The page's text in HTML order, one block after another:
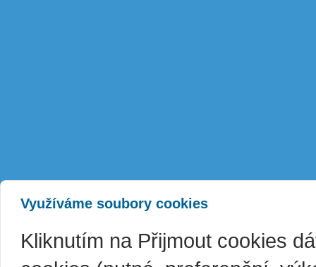
Využíváme soubory cookies
Kliknutím na Přijmout cookies